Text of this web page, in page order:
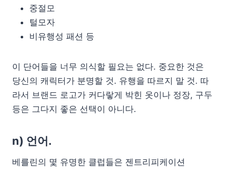
중절모
털모자
비유행성 패션 등
이 단어들을 너무 의식할 필요는 없다. 중요한 것은
당신의 캐릭터가 분명할 것. 유행을 따르지 말 것. 따
라서 브랜드 로고가 커다랗게 박힌 옷이나 정장, 구두
등은 그다지 좋은 선택이 아니다.
n) 언어.
베를린의 몇 유명한 클럽들은 젠트리피케이션